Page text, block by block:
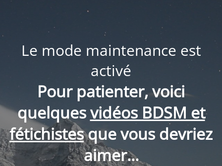
Le mode maintenance est
activé
Pour patienter, voici
quelquesvidéos BDSM et
fétichistesque vous devriez
aimer...